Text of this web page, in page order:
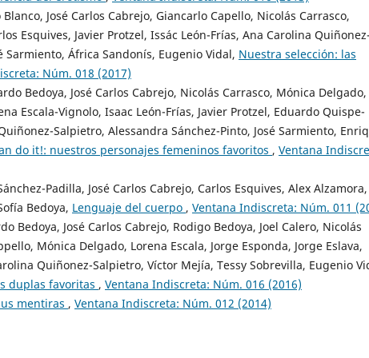
José Carlos Cabrejo, Giancarlo Capello, Nicolás Carrasco,
Esquives, Javier Protzel, Issác León-Frías, Ana Carolina Quiñonez-
Sarmiento, África Sandonís, Eugenio Vidal, Nuestra selección: las
Núm. 018 (2017)
Bedoya, José Carlos Cabrejo, Nicolás Carrasco, Mónica Delgado,
Escala-Vignolo, Isaac León-Frías, Javier Protzel, Eduardo Quispe-
Salpietro, Alessandra Sánchez-Pinto, José Sarmiento,
do it!: nuestros personajes femeninos favoritos , Ventana
Padilla, José Carlos Cabrejo, Carlos Esquives, Alex Alzamora,
Bedoya, Lenguaje del cuerpo , Ventana Indiscreta: Núm. 011
Bedoya, José Carlos Cabrejo, Rodigo Bedoya, Joel Calero, Nicolás
Mónica Delgado, Lorena Escala, Jorge Esponda, Jorge Eslava,
Quiñonez-Salpietro, Víctor Mejía, Tessy Sobrevilla, Eugenio
duplas favoritas , Ventana Indiscreta: Núm. 016 (2016)
mentiras , Ventana Indiscreta: Núm. 012 (2014)